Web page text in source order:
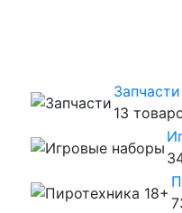
Запчасти
13